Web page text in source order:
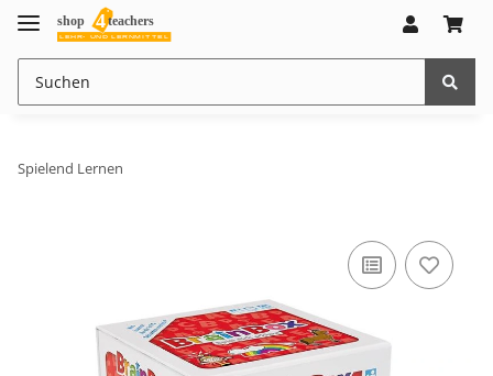
Spielend Lernen